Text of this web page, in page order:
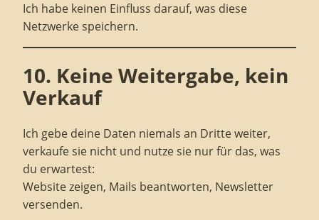
Ich habe keinen Einfluss darauf, was diese
Netzwerke speichern.
10. Keine Weitergabe, kein
Verkauf
Ich gebe deine Daten niemals an Dritte weiter,
verkaufe sie nicht und nutze sie nur für das, was
du erwartest:
Website zeigen, Mails beantworten, Newsletter
versenden.